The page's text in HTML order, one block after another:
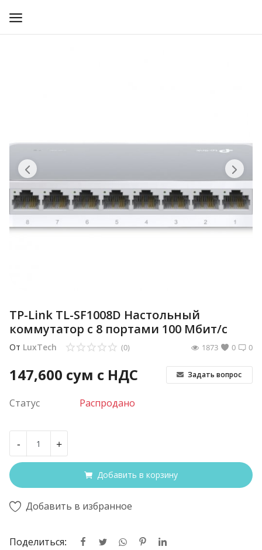
Прочее
Избранное
Контакты
TP-Link TL-SF1008D Настольный
коммутатор с 8 портами 100 Мбит/с
От LuxTech 0
(0) 0
1873
147,600 сум с НДС Задать вопрос
Статус Распродано
- +
Добавить в корзину
Добавить в избранное
Поделиться: